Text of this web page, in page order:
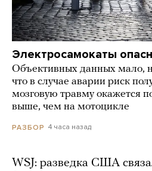
Электросамокаты
Объективных данных мало,
что в случае аварии риск
мозговую травму окажется
выше, чем на мотоцикле
РАЗБОР 4 часа назад
WSJ: разведка США